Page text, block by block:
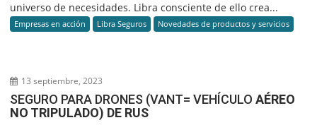
universo de necesidades. Libra consciente de ello crea...
Empresas en acción Libra Seguros Novedades de productos y servicios
13 septiembre, 2023
SEGURO PARA DRONES (VANT= VEHÍCULOAÉREO
NO TRIPULADO) DE RUS